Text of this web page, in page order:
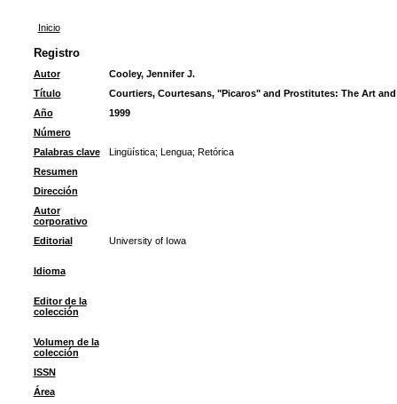
Inicio
Registro
Autor
Cooley, Jennifer J.
Título
Courtiers, Courtesans, "Picaros" and Prostitutes: The Art
Año
1999
Número
Palabras clave
Lingüística; Lengua; Retórica
Resumen
Dirección
Autor
corporativo
Editorial
University of Iowa
Idioma
Editor de la
colección
Volumen de la
colección
ISSN
Área